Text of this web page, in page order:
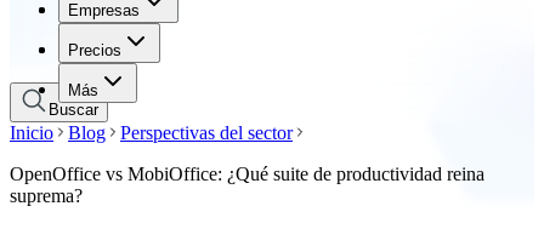
Empresas
Precios
Más
Empresas
Precios
Buscar
Inicio Blog
Perspectivas del sector
OpenOffice vs MobiOffice: ¿Qué suite de productividad reina
suprema?